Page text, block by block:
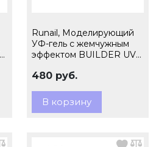
Runail, Моделирующий
УФ-гель c жемчужным
эффектом BUILDER UV
№9959
480 руб.
В корзину